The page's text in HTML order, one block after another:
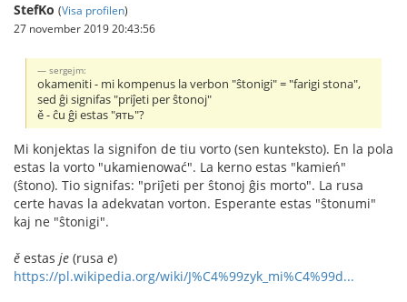
StefKo (Visa profilen)
27 november 2019 20:43:56
sergejm:
okameniti - mi kompenus la verbon "ŝtonigi" = "farigi stona",
sed ĝi signifas "priĵeti per ŝtonoj"
ě - ĉu ĝi estas "ять"?
Mi konjektas la signifon de tiu vorto (sen kunteksto). En la pola
estas la vorto "ukamienować". La kerno estas "kamień"
(ŝtono). Tio signifas: "priĵeti per ŝtonoj ĝis morto". La rusa
certe havas la adekvatan vorton. Esperante estas "ŝtonumi"
kaj ne "ŝtonigi".
ě estas je (rusa e)
https://pl.wikipedia.org/wiki/J%C4%99zyk_mi%C4%99d...